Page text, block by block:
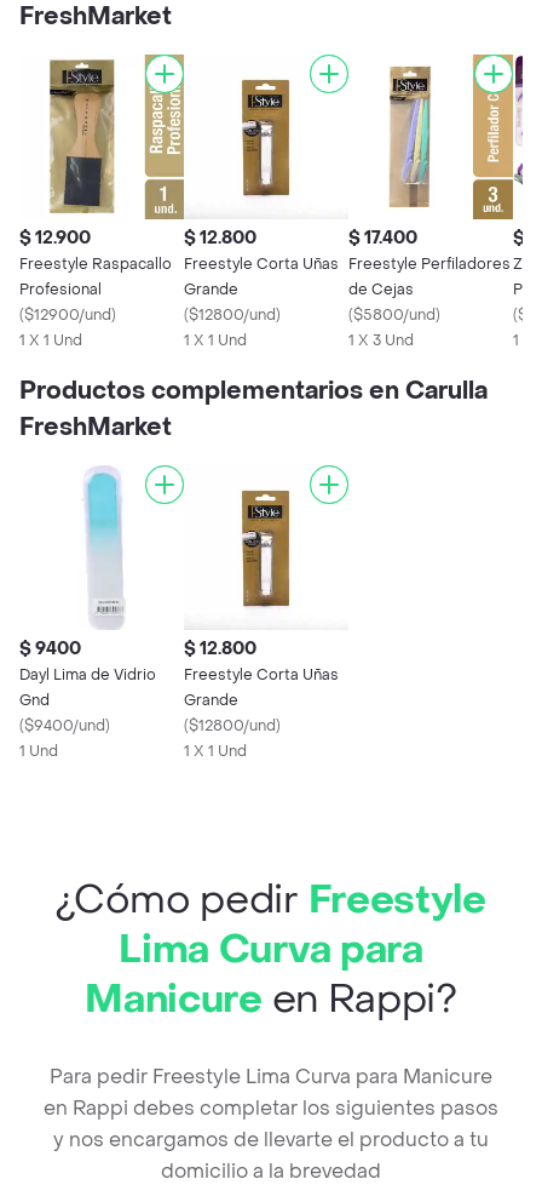
FreshMarket
$ 12.900
Freestyle Raspacallo
Profesional
($12900/und)
1 X 1 Und
$ 12.800
Freestyle Corta Uñas
Grande
($12800/und)
1 X 1 Und
$ 17.400
Freestyle Perfiladores
de Cejas
($5800/und)
1 X 3 Und
$
(
1
Productos complementarios en Carulla
FreshMarket
$ 9400
Dayl Lima de Vidrio
Gnd
($9400/und)
1 Und
$ 12.800
Freestyle Corta Uñas
Grande
($12800/und)
1 X 1 Und
¿Cómo pedir Freestyle
Lima Curva para
Manicure en Rappi?
Para pedir Freestyle Lima Curva para Manicure
en Rappi debes completar los siguientes pasos
y nos encargamos de llevarte el producto a tu
domicilio a la brevedad